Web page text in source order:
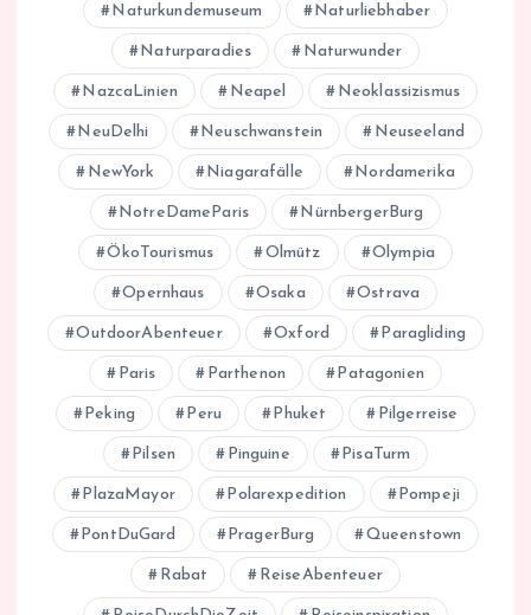
Naturkundemuseum Naturliebhaber
Naturparadies Naturwunder
NazcaLinien Neapel Neoklassizismus
NeuDelhi Neuschwanstein Neuseeland
NewYork Niagarafälle Nordamerika
NotreDameParis NürnbergerBurg
ÖkoTourismus Olmütz Olympia
Opernhaus Osaka Ostrava
OutdoorAbenteuer Oxford Paragliding
Paris Parthenon Patagonien
Peking Peru Phuket Pilgerreise
Pilsen Pinguine PisaTurm
PlazaMayor Polarexpedition Pompeji
PontDuGard PragerBurg Queenstown
Rabat ReiseAbenteuer